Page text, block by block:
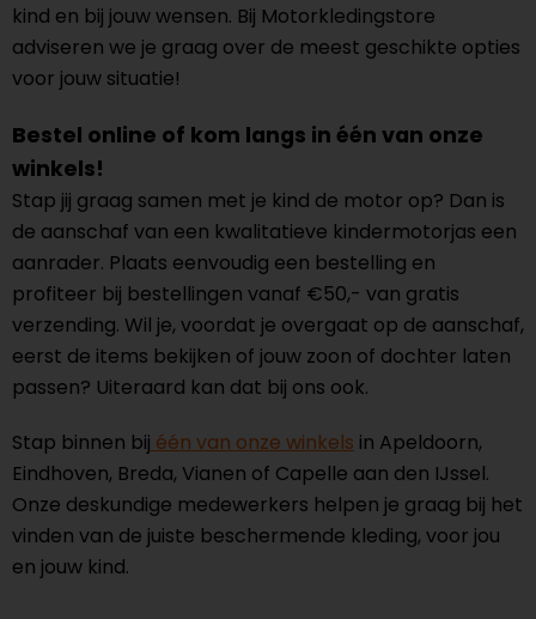
kind en bij jouw wensen. Bij Motorkledingstore
adviseren we je graag over de meest geschikte opties
voor jouw situatie!
Bestel online of kom langs in één van onze
winkels!
Stap jij graag samen met je kind de motor op? Dan is
de aanschaf van een kwalitatieve kindermotorjas een
aanrader. Plaats eenvoudig een bestelling en
profiteer bij bestellingen vanaf €50,- van gratis
verzending. Wil je, voordat je overgaat op de aanschaf,
eerst de items bekijken of jouw zoon of dochter laten
passen? Uiteraard kan dat bij ons ook.
Stap binnen bij één van onze winkels in Apeldoorn,
Eindhoven, Breda, Vianen of Capelle aan den IJssel.
Onze deskundige medewerkers helpen je graag bij het
vinden van de juiste beschermende kleding, voor jou
en jouw kind.